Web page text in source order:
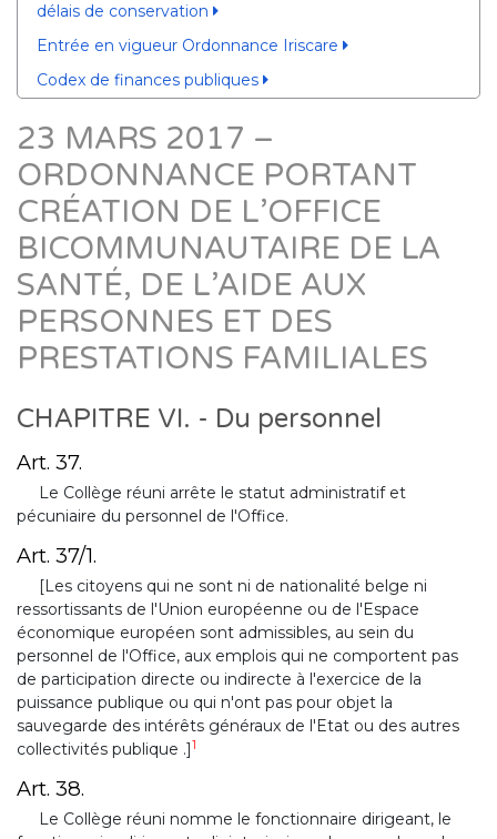
délais de conservation
Entrée en vigueur Ordonnance Iriscare
Codex de finances publiques
23 MARS 2017 –
ORDONNANCE PORTANT
CRÉATION DE L’OFFICE
BICOMMUNAUTAIRE DE LA
SANTÉ, DE L’AIDE AUX
PERSONNES ET DES
PRESTATIONS FAMILIALES
CHAPITRE VI. - Du personnel
Art. 37.
Le Collège réuni arrête le statut administratif et
pécuniaire du personnel de l'Office.
Art. 37/1.
[Les citoyens qui ne sont ni de nationalité belge ni
ressortissants de l'Union européenne ou de l'Espace
économique européen sont admissibles, au sein du
personnel de l'Office, aux emplois qui ne comportent pas
de participation directe ou indirecte à l'exercice de la
puissance publique ou qui n'ont pas pour objet la
sauvegarde des intérêts généraux de l'Etat ou des autres
collectivités publique .]1
Art. 38.
Le Collège réuni nomme le fonctionnaire dirigeant, le